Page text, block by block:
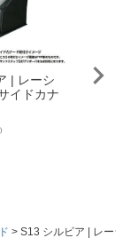
| レーシ
イドカナ
S13 シルビア | レー